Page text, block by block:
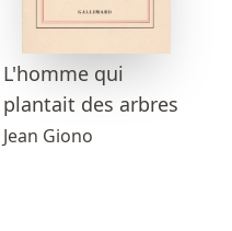
L'homme qui
plantait des arbres
Jean Giono